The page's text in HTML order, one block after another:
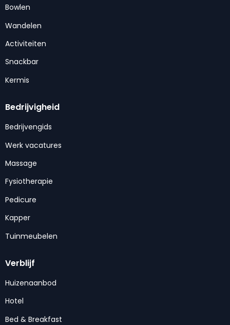
Bowlen
Wandelen
Activiteiten
Snackbar
Kermis
Bedrijvigheid
Bedrijvengids
Werk vacatures
Massage
Fysiotherapie
Pedicure
Kapper
Tuinmeubelen
Verblijf
Huizenaanbod
Hotel
Bed & Breakfast